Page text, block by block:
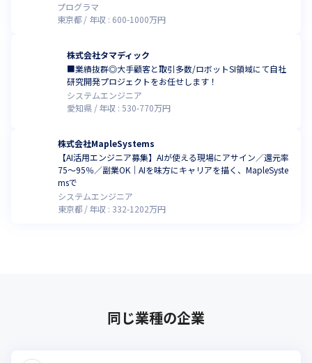
プログラマ
東京都
年収 : 600-1000万円
株式会社タマディック
■業績抜群◎大手顧客と取引多数/ロボットSI領域にて自社
研究開発プロジェクトをお任せします！
システムエンジニア
愛知県
年収 :530-770万円
株式会社MapleSystems
【AI活用エンジニア募集】AIが使える現場にアサイン／還元率
75〜95％／副業OK｜AIを味方にキャリアを描く、MapleSyste
msで
システムエンジニア
東京都
年収 : 332-1202万円
同じ業種の企業